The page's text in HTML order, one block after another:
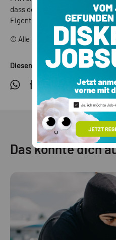
dass der Käufer seiner
Eigentumsänderung auch
© Alle Rechte vorbehalten
Diesen Artikel teilen
Das könnte dich